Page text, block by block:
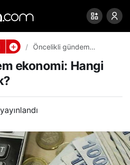
Öncelikli gündem
atılacak?
ekonomi: Hangi
yayınlandı
0 Paylaş